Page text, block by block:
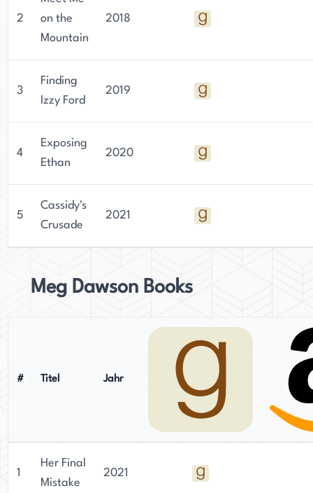
Washington, mit ihrem Ehemann und zwei
Töchtern. Die vielfältigen Erfahrungen und
anregenden Autorin macht.
2
on the
Mountain
2018
3
Finding
Izzy Ford
2019
4
Exposing
Ethan
2020
5
Cassidy's
Crusade
2021
Meg Dawson Books
# Titel Jahr
1
Her Final
Mistake
2021